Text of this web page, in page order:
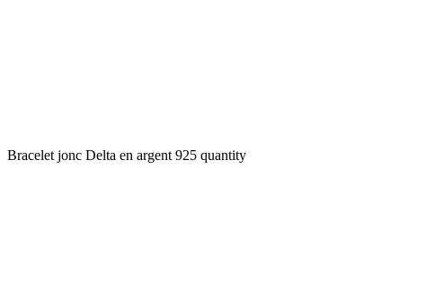
Bracelet jonc Delta en argent 925 quantity